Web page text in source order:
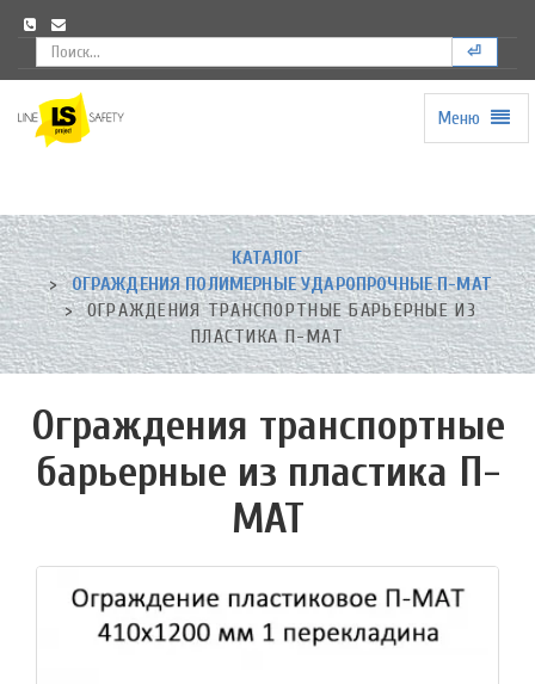
⏎
to
homepage
Меню
КАТАЛОГ
ОГРАЖДЕНИЯ ПОЛИМЕРНЫЕ УДАРОПРОЧНЫЕ П-МАТ
ОГРАЖДЕНИЯ ТРАНСПОРТНЫЕ БАРЬЕРНЫЕ ИЗ
ПЛАСТИКА П-МАТ
Ограждения транспортные
барьерные из пластика П-
МАТ